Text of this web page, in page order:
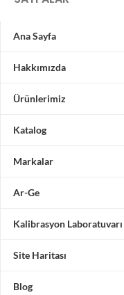
Ana Sayfa
Hakkımızda
Ürünlerimiz
Katalog
Markalar
Ar-Ge
Kalibrasyon Laboratuvarı
Site Haritası
Blog